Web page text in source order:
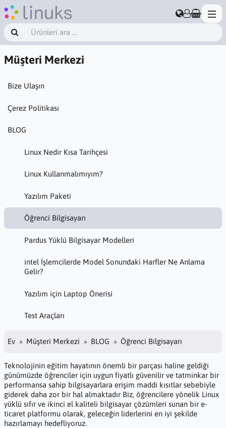
Müşteri Merkezi
Bize Ulaşın
Çerez Politikası
BLOG
Linux Nedir Kısa Tarihçesi
Linux Kullanmalımıyım?
Yazılım Paketi
Öğrenci Bilgisayarı
Pardus Yüklü Bilgisayar Modelleri
intel İşlemcilerde Model Sonundaki Harfler Ne Anlama
Gelir?
Yazılım için Laptop Önerisi
Test Araçları
Ev Müşteri Merkezi BLOG Öğrenci Bilgisayarı
Teknolojinin eğitim hayatının önemli bir parçası haline geldiği
günümüzde öğrenciler için uygun fiyatlı güvenilir ve tatminkar bir
performansa sahip bilgisayarlara erişim maddi kısıtlar sebebiyle
giderek daha zor bir hal almaktadır Biz, öğrencilere yönelik Linux
yüklü sıfır ve ikinci el kaliteli bilgisayar çözümleri sunan bir e-
ticaret platformu olarak, geleceğin liderlerini en iyi şekilde
hazırlamayı hedefliyoruz.